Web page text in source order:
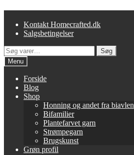
Kontakt Homecrafted.dk
Salgsbetingelser
Søg
efter:
Søg
Menu
Forside
Blog
Shop
Honning og andet fra biavlen
Bifamilier
Plantefarvet garn
Strømpegarn
Brugskunst
Grøn profil